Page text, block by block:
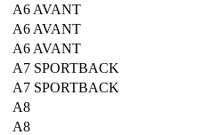
A6 AVANT
A6 AVANT
A6 AVANT
A7 SPORTBACK
A7 SPORTBACK
A8
A8